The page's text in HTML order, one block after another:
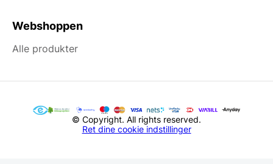
Webshoppen
Alle produkter
© Copyright. All rights reserved.
Ret dine cookie indstillinger